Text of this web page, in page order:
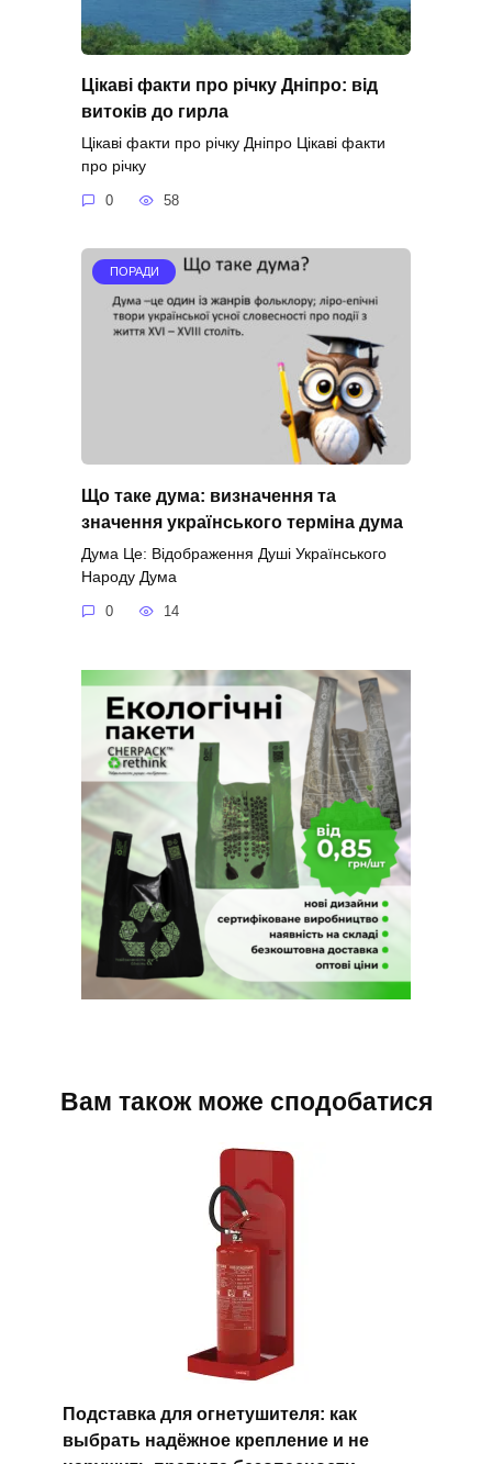
Цікаві факти про річку Дніпро: від
витоків до гирла
Цікаві факти про річку Дніпро Цікаві факти
про річку
0 58
ПОРАДИ
Що таке дума: визначення та
значення українського терміна дума
Дума Це: Відображення Душі Українського
Народу Дума
0 14
Вам також може сподобатися
Подставка для огнетушителя: как
выбрать надёжное крепление и не